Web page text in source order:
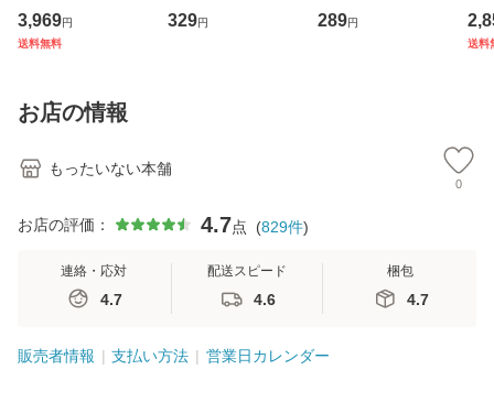
専門職の看護マネ
ジメントスキル 改
恵 藤本幸三 / 南江
堂 [単行
3,969円
送料無料
理小説 (光文社文
庫) / 島田荘司 / 光
329円
産限定盤） / 清水
翔太×加藤ミリヤ /
289円
タ
送料
お店の情報
もったいない本舗
0
お店の評価： 4.7点 (829件)
連絡・応対
4.7
配送スピード
4.6
梱包
4.7
販売者情報 支払い方法 営業日カレンダー